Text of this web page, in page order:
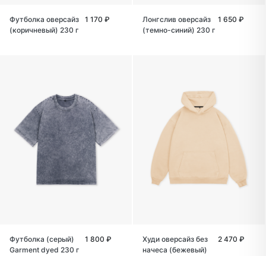
Футболка оверсайз
(коричневый) 230 г
1 170 ₽
Лонгслив оверсайз
(темно-синий) 230 г
1 650 ₽
Футболка (серый)
Garment dyed 230 г
1 800 ₽
Худи оверсайз без
начеса (бежевый)
2 470 ₽